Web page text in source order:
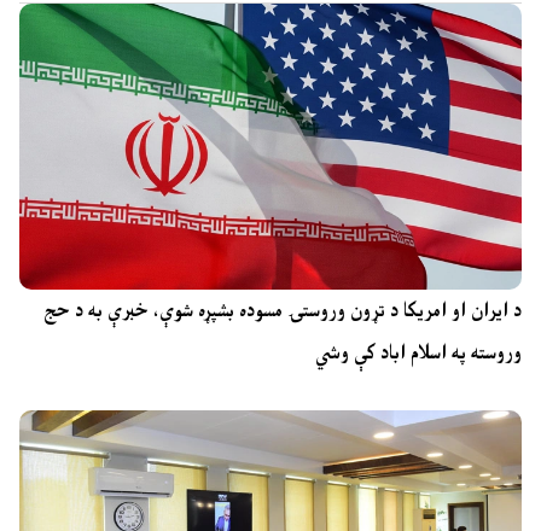
د ایران او امریکا د تړون وروستۍ مسوده بشپړه شوې، خبرې به د حج
وروسته په اسلام اباد کې وشي